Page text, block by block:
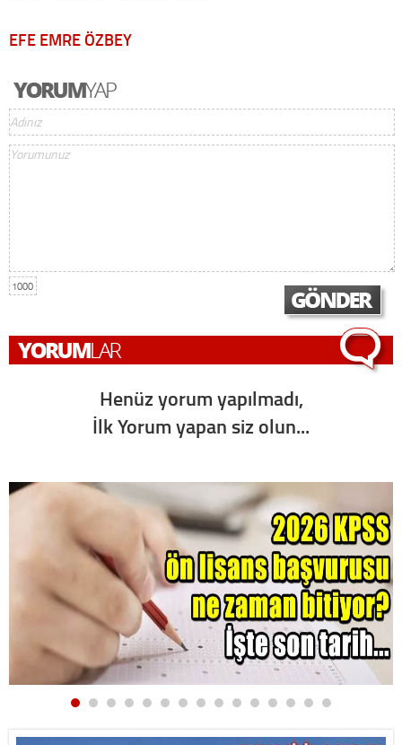
EFE EMRE ÖZBEY
1000
Henüz yorum yapılmadı,
İlk Yorum yapan siz olun...